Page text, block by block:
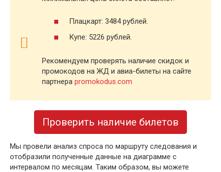
Плацкарт: 3484 рублей.
Купе: 5226 рублей.
Рекомендуем проверять наличие скидок и
промокодов на ЖД и авиа-билеты на сайте
партнера promokodus.com
Проверить наличие билетов
Мы провели анализ спроса по маршруту следования и
отобразили полученные данные на диаграмме с
интервалом по месяцам. Таким образом, вы можете